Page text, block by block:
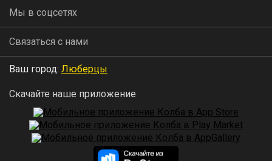
Мы в соцсетях
Связаться с нами
Ваш город: Люберцы
Скачайте наше приложение